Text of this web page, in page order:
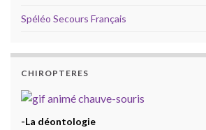
Spéléo Secours Français
CHIROPTERES
-La déontologie